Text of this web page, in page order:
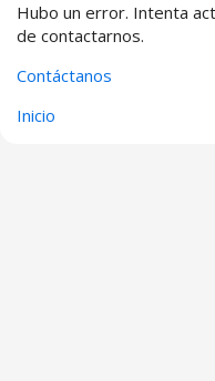
Hubo un error. Intenta
de contactarnos.
Contáctanos
Inicio